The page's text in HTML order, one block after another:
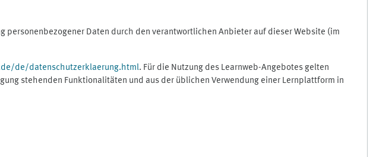
personenbezogener Daten durch den verantwortlichen Anbieter auf dieser Website (im
de/datenschutzerklaerung.html. Für die Nutzung des Learnweb-Angebotes gelten
stehenden Funktionalitäten und aus der üblichen Verwendung einer Lernplattform in